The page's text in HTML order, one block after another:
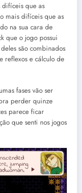
difíceis que as
mais difíceis que as
na sua cara de
que o jogo possui
são combinados
reflexos e cálculo de
fases vão ser
perder quinze
parece ficar
que senti nos jogos